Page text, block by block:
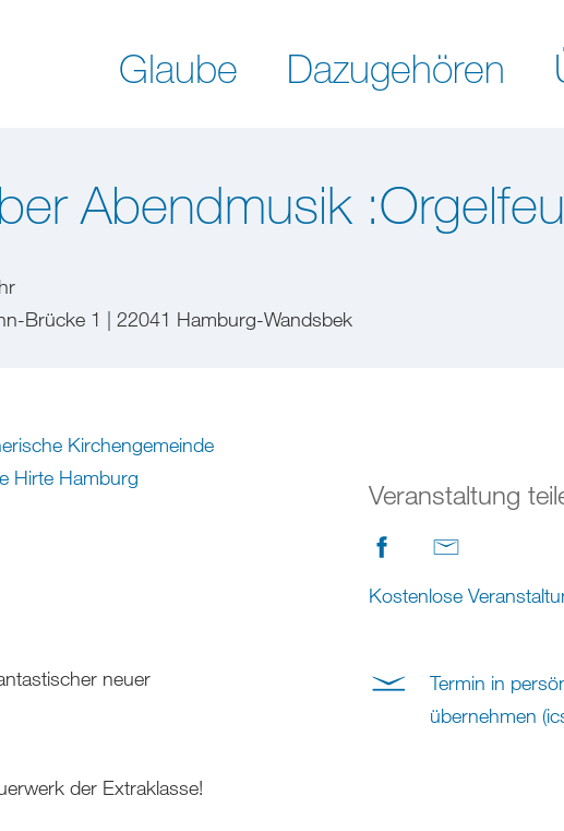
Glaube Dazugehören
Abendmusik
Brücke 1 | 22041 Hamburg-Wandsbek
Kirchengemeinde
Hirte Hamburg
neuer
der Extraklasse!
Veranstaltung
Kostenlose
Termin in
übernehmen